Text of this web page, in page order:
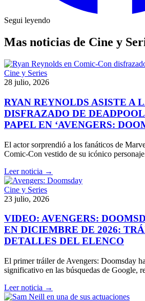
Segui leyendo
Mas noticias de Cine y
Cine y Series
28 julio, 2026
RYAN REYNOLDS ASISTE A
DISFRAZADO DE
PAPEL EN ‘AVENGERS:
El actor sorprendió a los fanáticos de
Comic-Con vestido de su icónico
Leer noticia →
Cine y Series
23 julio, 2026
VIDEO: AVENGERS:
EN DICIEMBRE DE 2026:
DETALLES DEL ELENCO
El primer tráiler de Avengers: Doomsday
significativo en las búsquedas de Google,
Leer noticia →